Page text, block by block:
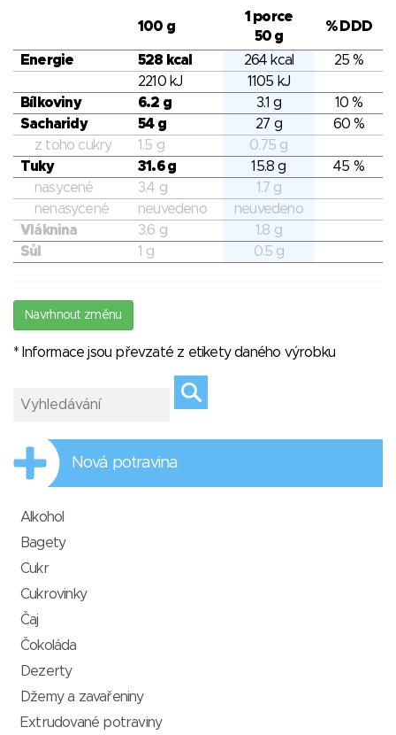
100 g
1 porce
50 g
% DDD
Energie 528 kcal 264 kcal
25 %
2210 kJ
1105 kJ
Bílkoviny
6.2 g 3.1 g
10 %
Sacharidy
54 g 27 g
60 %
z toho cukry
1.5 g
0.75 g
Tuky
31.6 g 15.8 g
45 %
nasycené
3.4 g
1.7 g
nenasycené
neuvedeno
neuvedeno
Vláknina
3.6 g
1.8 g
Sůl
1 g 0.5 g
Navrhnout změnu
* Informace jsou převzaté z etikety daného výrobku
Nová potravina
Alkohol
Bagety
Cukr
Cukrovinky
Čaj
Čokoláda
Dezerty
Džemy a zavařeniny
Extrudované potraviny